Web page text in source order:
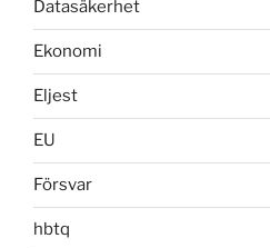
Datasäkerhet
Ekonomi
Eljest
EU
Försvar
hbtq